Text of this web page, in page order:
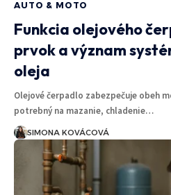
AUTO & MOTO
Funkcia olejového
prvok a význam
oleja
Olejové čerpadlo zabezpečuje obeh
potrebný na mazanie, chladenie…
SIMONA KOVÁCOVÁ